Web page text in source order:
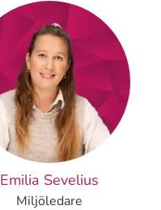
Emilia Sevelius
Miljöledare